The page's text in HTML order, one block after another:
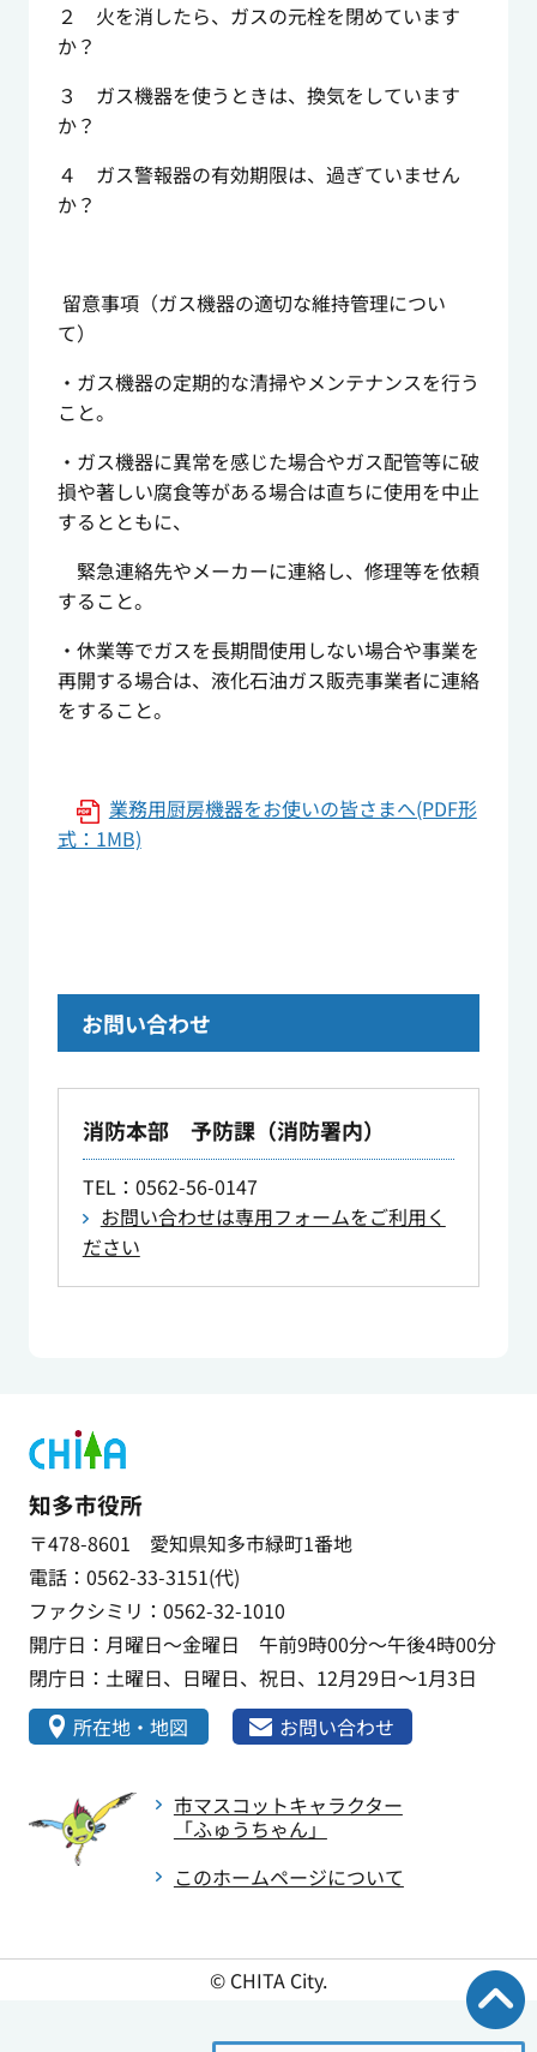
２ 火を消したら、ガスの元栓を閉めています
か？
３ ガス機器を使うときは、換気をしています
か？
４ ガス警報器の有効期限は、過ぎていません
か？
留意事項（ガス機器の適切な維持管理につい
て）
・ガス機器の定期的な清掃やメンテナンスを行う
こと。
・ガス機器に異常を感じた場合やガス配管等に破
損や著しい腐食等がある場合は直ちに使用を中止
するとともに、
緊急連絡先やメーカーに連絡し、修理等を依頼
すること。
・休業等でガスを長期間使用しない場合や事業を
再開する場合は、液化石油ガス販売事業者に連絡
をすること。
業務用厨房機器をお使いの皆さまへ(PDF形
式：1MB)
お問い合わせ
消防本部 予防課（消防署内）
TEL：0562-56-0147
お問い合わせは専用フォームをご利用く
ださい
知多市役所
〒478-8601 愛知県知多市緑町1番地
電話：0562-33-3151(代)
ファクシミリ：0562-32-1010
開庁日：月曜日～金曜日 午前9時00分～午後4時00分
閉庁日：土曜日、日曜日、祝日、12月29日～1月3日
所在地・地図
お問い合わせ
市マスコットキャラクター
「ふゅうちゃん」
このホームページについて
© CHITA City.